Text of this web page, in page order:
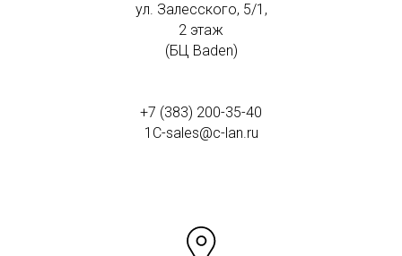
ул. Залесского, 5/1,
2 этаж
(БЦ Baden)
+7 (383) 200-35-40
1C-sales@c-lan.ru